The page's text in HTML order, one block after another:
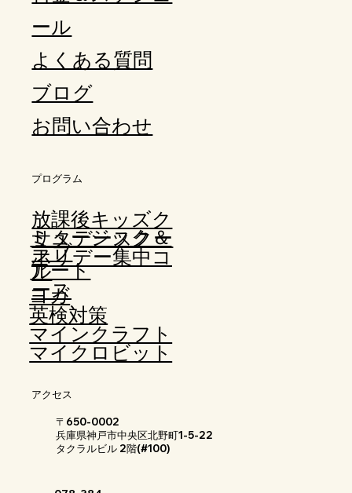
ール
よくある質問
ブログ
お問い合わせ
​プログラム
​放課後キッズク
ラブ
サタデースクー
ル
ホリデー集中コ
ース
ミュージック＆
アート
ヨガ
​英検対策
マインクラフト
マイクロビット
アクセス
〒650-0002
兵庫県神戸市中央区北野町1-5-22
タクラルビル 2階(#100)